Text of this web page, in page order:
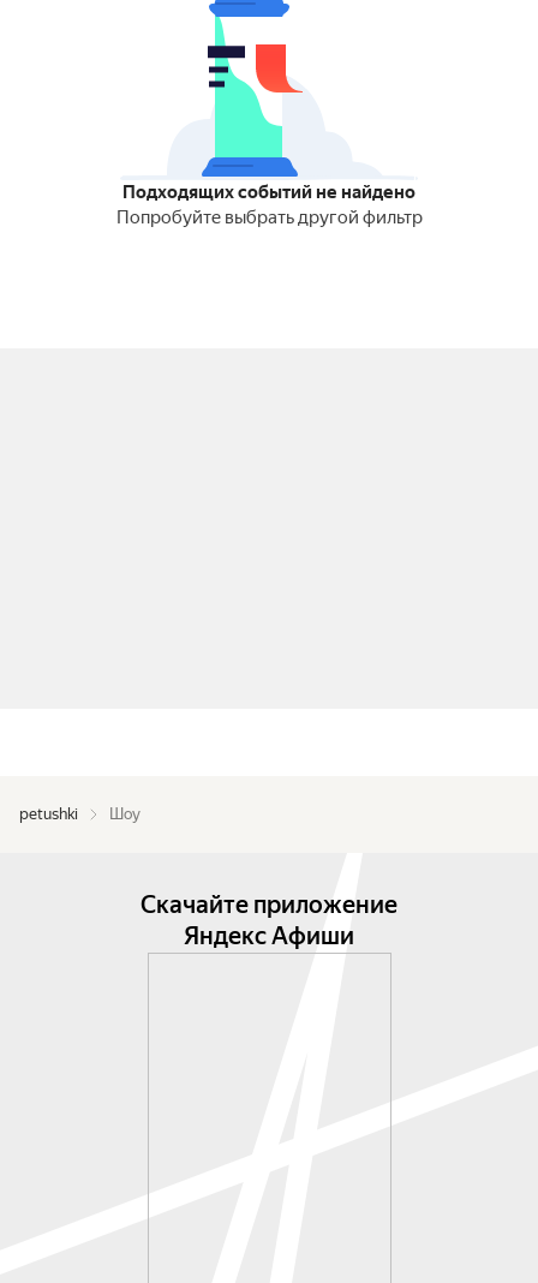
Подходящих событий не найдено
Попробуйте выбрать другой фильтр
petushki Шоу
Скачайте приложение
Яндекс Афиши